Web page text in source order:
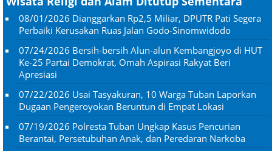
08/01/2026 Dianggarkan Rp2,5 Miliar, DPUTR Pati Segera
Perbaiki Kerusakan Ruas Jalan Godo-Sinomwidodo
07/24/2026 Bersih-bersih Alun-alun Kembangjoyo di HUT
Ke-25 Partai Demokrat, Omah Aspirasi Rakyat Beri
Apresiasi
07/22/2026 Usai Tasyakuran, 10 Warga Tuban Laporkan
Dugaan Pengeroyokan Beruntun di Empat Lokasi
07/19/2026 Polresta Tuban Ungkap Kasus Pencurian
Berantai, Persetubuhan Anak, dan Peredaran Narkoba